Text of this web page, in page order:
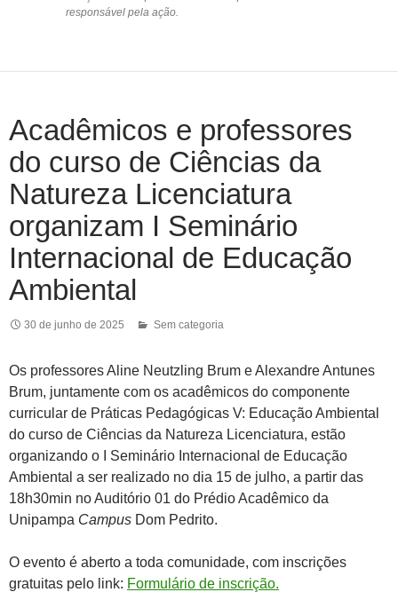
responsável pela ação.
Acadêmicos e professores
do curso de Ciências da
Natureza Licenciatura
organizam I Seminário
Internacional de Educação
Ambiental
30 de junho de 2025 Sem categoria
Os professores Aline Neutzling Brum e Alexandre Antunes
Brum, juntamente com os acadêmicos do componente
curricular de Práticas Pedagógicas V: Educação Ambiental
do curso de Ciências da Natureza Licenciatura, estão
organizando o I Seminário Internacional de Educação
Ambiental a ser realizado no dia 15 de julho, a partir das
18h30min no Auditório 01 do Prédio Acadêmico da
Unipampa Campus Dom Pedrito.
O evento é aberto a toda comunidade, com inscrições
gratuitas pelo link: Formulário de inscrição.